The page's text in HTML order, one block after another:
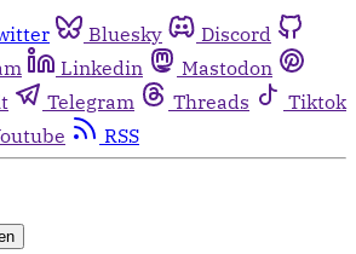
Bluesky
Discord
Linkedin
Mastodon
Telegram Threads
Tiktok
RSS